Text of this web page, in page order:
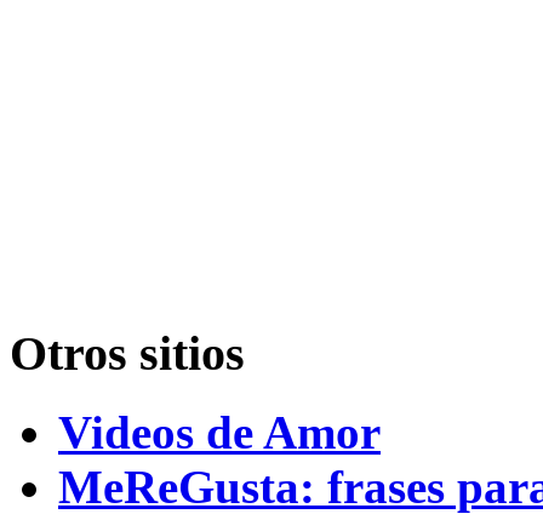
Otros sitios
Videos de Amor
MeReGusta: frases